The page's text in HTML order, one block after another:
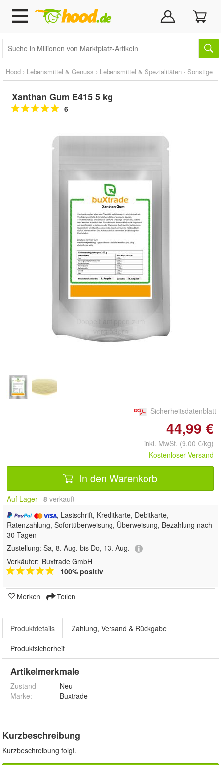
Hood › Lebensmittel & Genuss › Lebensmittel & Spezialitäten › Sonstige
Xanthan Gum E415 5 kg
6
Doppelt antippen zum
vergrößern
Sicherheitsdatenblatt
44,99 €
inkl. MwSt. (9,00 €/kg)
Kostenloser Versand
In den Warenkorb
Auf Lager 8 verkauft
, Lastschrift, Kreditkarte, Debitkarte,
Ratenzahlung, Sofortüberweisung, Überweisung, Bezahlung nach
30 Tagen
Zustellung: Sa, 8. Aug. bis Do, 13. Aug.
Verkäufer: Buxtrade GmbH
100% positiv
Merken Teilen
Produktdetails Zahlung, Versand & Rückgabe
Produktsicherheit
Artikelmerkmale
Zustand:
Neu
Marke:
Buxtrade
Kurzbeschreibung
Kurzbeschreibung folgt.